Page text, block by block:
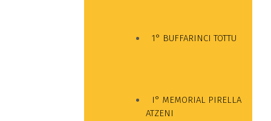
1° BUFFARINCI TOTTU
I° MEMORIAL PIRELLA
ATZENI